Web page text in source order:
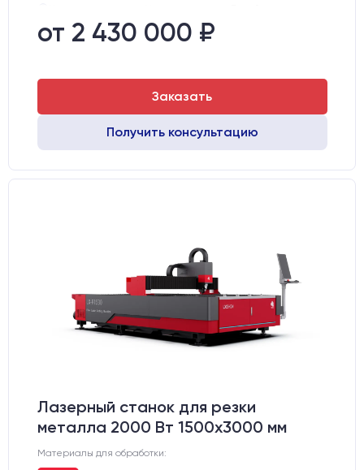
Направляющие оси Х:
Поддерживаемые форматы:
от 2 430 000 ₽
Заказать
Получить консультацию
Лазерный станок для резки
металла 2000 Вт 1500x3000 мм
Материалы для обработки: